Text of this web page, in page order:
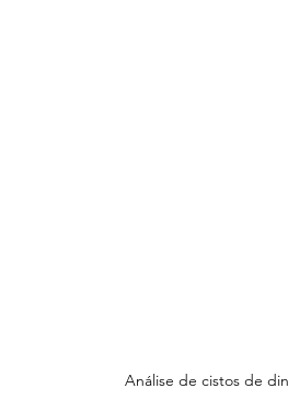
Análise de cistos de